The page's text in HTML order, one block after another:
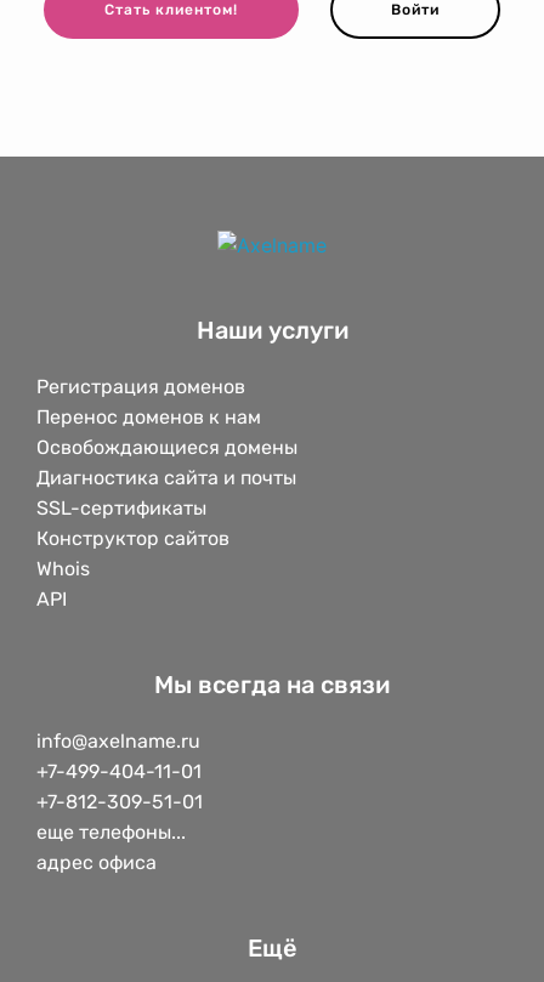
Стать клиентом! Войти
Наши услуги
Регистрация доменов
Перенос доменов к нам
Освобождающиеся домены
Диагностика сайта и почты
SSL-сертификаты
Конструктор сайтов
Whois
API
Мы всегда на связи
info@axelname.ru
+7-499-404-11-01
+7-812-309-51-01
еще телефоны...
адрес офиса
Ещё